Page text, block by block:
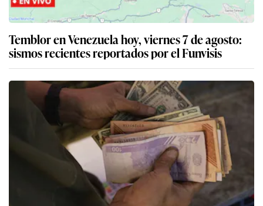
Temblor en Venezuela hoy, viernes 7 de agosto:
sismos recientes reportados por el Funvisis